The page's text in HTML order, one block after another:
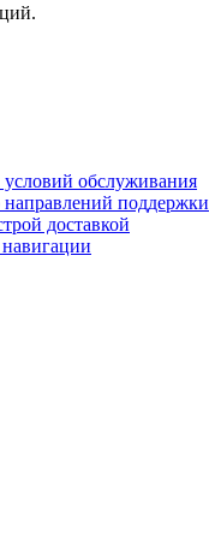
условий обслуживания
поддержки
доставкой